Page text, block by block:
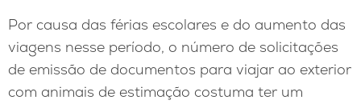
Por causa das férias escolares e do aumento das
viagens nesse período, o número de solicitações
de emissão de documentos para viajar ao exterior
com animais de estimação costuma ter um